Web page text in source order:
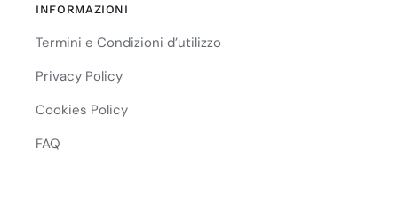
INFORMAZIONI
Termini e Condizioni d’utilizzo
Privacy Policy
Cookies Policy
FAQ